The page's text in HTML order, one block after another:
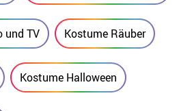
und TV Kostume Räuber
Kostume Halloween